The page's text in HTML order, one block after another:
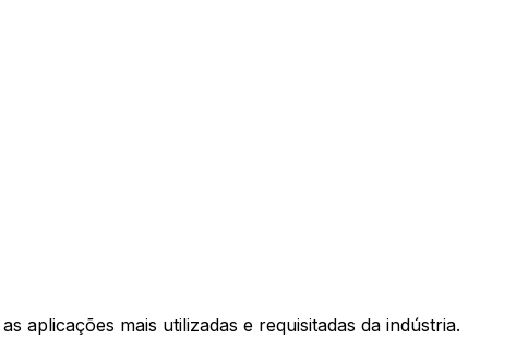
aplicações mais utilizadas e requisitadas da indústria.